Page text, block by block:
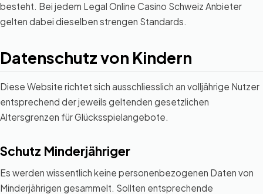
besteht. Bei jedem Legal Online Casino Schweiz Anbieter
gelten dabei dieselben strengen Standards.
Datenschutz von Kindern
Diese Website richtet sich ausschliesslich an volljährige Nutzer
entsprechend der jeweils geltenden gesetzlichen
Altersgrenzen für Glücksspielangebote.
Schutz Minderjähriger
Es werden wissentlich keine personenbezogenen Daten von
Minderjährigen gesammelt. Sollten entsprechende